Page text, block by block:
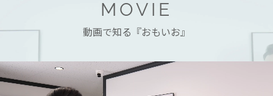
MOVIE
動画で知る『おもいお』